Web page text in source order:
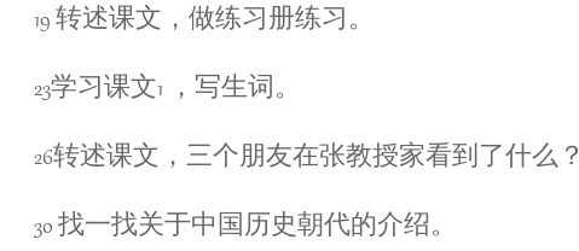
19 转述课文，做练习册练习。
23学习课文1 ，写生词。
26转述课文，三个朋友在张教授家看到了什么？
30 找一找关于中国历史朝代的介绍。